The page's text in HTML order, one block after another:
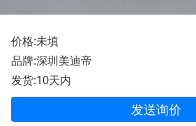
价格:未填
品牌:深圳美迪帝
发货:10天内
发送询价